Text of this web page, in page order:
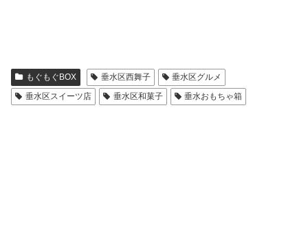
もぐもぐBOX 垂水区西舞子
垂水区グルメ
垂水区スイーツ店
垂水区和菓子 垂水おもちゃ箱